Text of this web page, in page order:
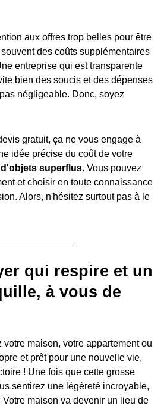
aux offres trop belles pour être
des coûts supplémentaires
entreprise qui est transparente
bien des soucis et des dépenses
négligeable. Donc, soyez
gratuit, ça ne vous engage à
idée précise du coût de votre
superflus. Vous pouvez
et choisir en toute connaissance
Alors, n'hésitez surtout pas à le
qui respire et un
à vous de
votre maison, votre appartement ou
et prêt pour une nouvelle vie,
! Une fois que cette grosse
sentirez une légèreté incroyable,
maison va devenir un lieu de